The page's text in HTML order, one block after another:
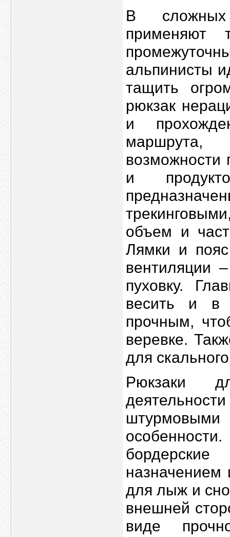
В сложных
применяют
альпинисты
тащить
рюкзак
и
возможности
и
объем и
Лямки и
вентиляции
пуховку.
весить и в
прочным,
веревке.
для
Рюкзаки
для лыж и
внешней
виде